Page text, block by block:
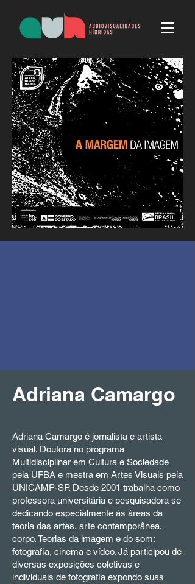
Adriana Camargo
Adriana Camargo é jornalista e artista
visual. Doutora no programa
Multidisciplinar em Cultura e Sociedade
pela UFBA e mestra em Artes Visuais pela
UNICAMP-SP. Desde 2001 trabalha como
professora universitária e pesquisadora se
dedicando especialmente às áreas da
teoria das artes, arte contemporânea,
corpo. Teorias da imagem e do som:
fotografia, cinema e vídeo. Já participou de
diversas exposições coletivas e
individuais de fotografia expondo suas